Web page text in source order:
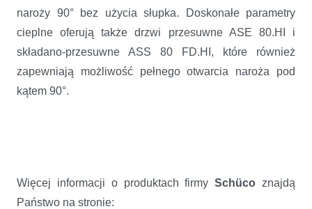
naroży 90° bez użycia słupka. Doskonałe parametry
cieplne oferują także drzwi przesuwne ASE 80.HI i
składano-przesuwne ASS 80 FD.HI, które również
zapewniają możliwość pełnego otwarcia naroża pod
kątem 90°.
Więcej informacji o produktach firmySchüco znajdą
Państwo na stronie: